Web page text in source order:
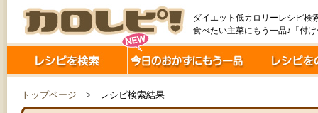
ダイエット低カロリーレシピ検
食べたい主菜にもう一品♪「付
トップページ > レシピ検索結果